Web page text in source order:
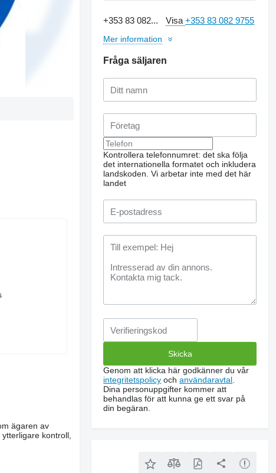
ägaren av
kontroll,
+353 83 082... Visa+353 83 082 9755
Mer information
Fråga säljaren
Kontrollera telefonnumret: det ska följa
det internationella formatet och inkludera
landskoden. Vi arbetar inte med det här
landet
Genom att klicka här godkänner du vår
integritetspolicy ochanvändaravtal
Dina personuppgifter kommer att
behandlas för att kunna ge ett svar på
din begäran.